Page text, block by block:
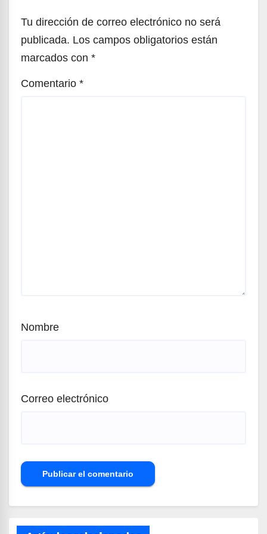
Tu dirección de correo electrónico no será
publicada. Los campos obligatorios están
marcados con *
Comentario *
Nombre
Correo electrónico